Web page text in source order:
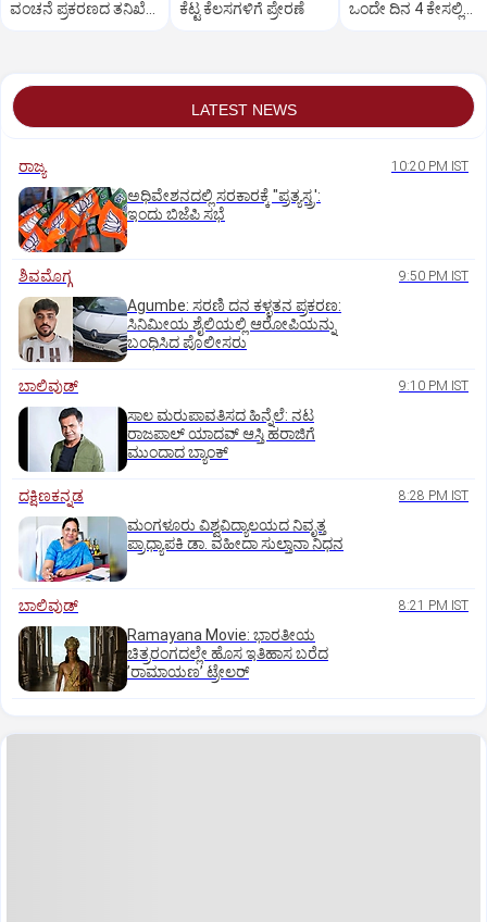
ವಂಚನೆ ಪ್ರಕರಣದ ತನಿಖೆ
ಕೆಟ್ಟ ಕೆಲಸಗಳಿಗೆ ಪ್ರೇರಣೆ
ಒಂದೇ ದಿನ 4 ಕೇಸಲ್ಲಿ
LATEST NEWS
ರಾಜ್ಯ 10:20 PM IST
ಅಧಿವೇಶನದಲ್ಲಿ ಸರಕಾರಕ್ಕೆ "ಪ್ರತ್ಯಸ್ತ್ರ':
ಇಂದು ಬಿಜೆಪಿ ಸಭೆ
ಶಿವಮೊಗ್ಗ 9:50 PM IST
Agumbe: ಸರಣಿ ದನ ಕಳ್ಳತನ ಪ್ರಕರಣ:
ಸಿನಿಮೀಯ ಶೈಲಿಯಲ್ಲಿ ಆರೋಪಿಯನ್ನು
ಬಂಧಿಸಿದ ಪೊಲೀಸರು
ಬಾಲಿವುಡ್‌ 9:10 PM IST
ಸಾಲ ಮರುಪಾವತಿಸದ ಹಿನ್ನೆಲೆ: ನಟ
ರಾಜಪಾಲ್ ಯಾದವ್‌ ಆಸ್ತಿ ಹರಾಜಿಗೆ
ಮುಂದಾದ ಬ್ಯಾಂಕ್
ದಕ್ಷಿಣಕನ್ನಡ 8:28 PM IST
ಮಂಗಳೂರು ವಿಶ್ವವಿದ್ಯಾಲಯದ ನಿವೃತ್ತ
ಪ್ರಾಧ್ಯಾಪಕಿ ಡಾ. ವಹೀದಾ ಸುಲ್ತಾನಾ ನಿಧನ
ಬಾಲಿವುಡ್‌ 8:21 PM IST
Ramayana Movie: ಭಾರತೀಯ
ಚಿತ್ರರಂಗದಲ್ಲೇ ಹೊಸ ಇತಿಹಾಸ ಬರೆದ
ʼರಾಮಾಯಣʼ ಟ್ರೇಲರ್